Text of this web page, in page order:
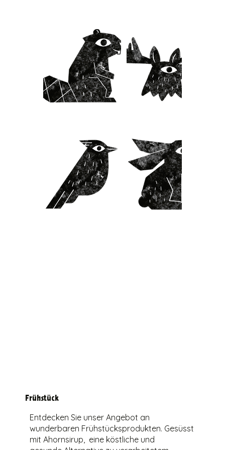
Entdecken Sie unser Angebot an
wunderbaren Frühstücksprodukten. Gesüsst
mit Ahornsirup, eine köstliche und
Frühstück